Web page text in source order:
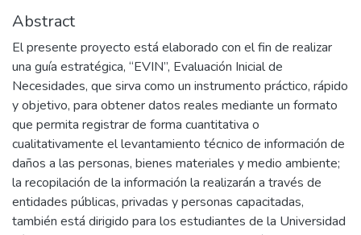
Abstract
El presente proyecto está elaborado con el fin de realizar
una guía estratégica, “EVIN”, Evaluación Inicial de
Necesidades, que sirva como un instrumento práctico, rápido
y objetivo, para obtener datos reales mediante un formato
que permita registrar de forma cuantitativa o
cualitativamente el levantamiento técnico de información de
daños a las personas, bienes materiales y medio ambiente;
la recopilación de la información la realizarán a través de
entidades públicas, privadas y personas capacitadas,
también está dirigido para los estudiantes de la Universidad